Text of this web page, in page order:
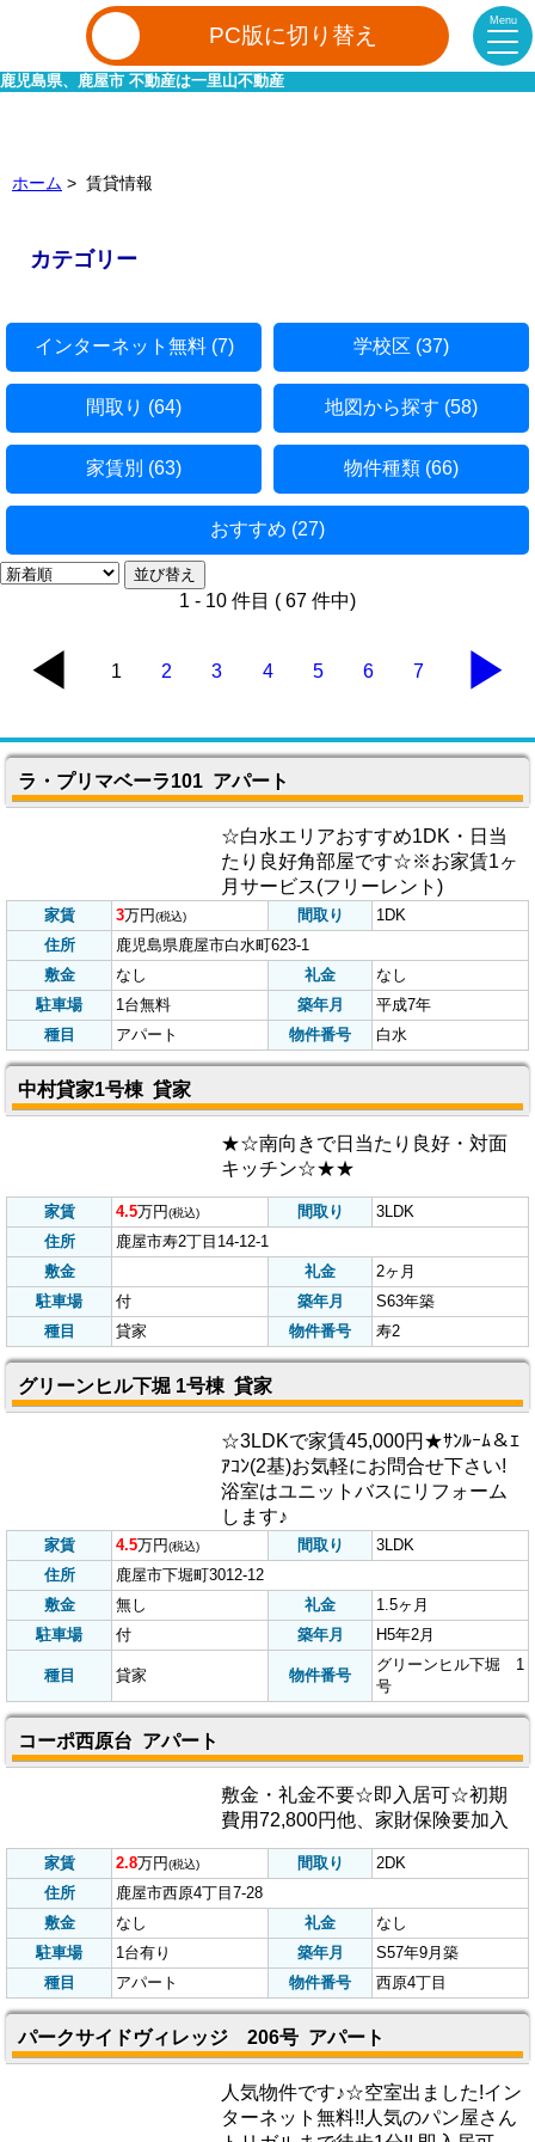
Menu
PC版に切り替え
鹿児島県、鹿屋市 不動産は一里山不動産
ホーム> 賃貸情報
カテゴリー
インターネット無料 (7)
間取り (64) 地図から探す (58)
家賃別 (63) 物件種類 (66)
1 - 10 件目 ( 67 件中)
3 4 5 6 7 ▶
ラ・プリマベーラ101 アパート
☆白水エリアおすすめ1DK・日当
たり良好角部屋です☆※お家賃1ヶ
家賃 3万円(税込) 間取り
1DK
住所
鹿児島県鹿屋市白水町623-1
敷金
なし 礼金
なし
駐車場
1台無料
種目
アパート 物件番号 白水
★☆南向きで日当たり良好・対面
キッチン☆★★
鹿屋市寿2丁目14-12-1
駐車場
付 築年月
S63年築
種目
貸家
グリーンヒル下堀 1号棟 貸家
☆3LDKで家賃45,000円★ｻﾝﾙｰﾑ＆ｴ
ｱｺﾝ(2基)お気軽にお問合せ下さい!
浴室はユニットバスにリフォーム
します♪